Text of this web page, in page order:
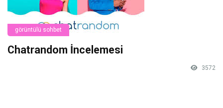
görüntülü sohbet
Chatrandom İncelemesi
3572